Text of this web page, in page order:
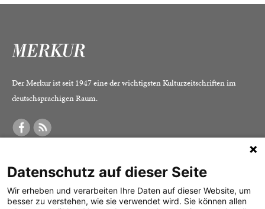
Der Merkur ist seit 1947 eine der wichtigsten Kulturzeitschriften im
deutschsprachigen Raum.
Was ist der Merkur?
Herausgeber /
Redaktion
Alle Abos im Überblick
Print-Abo
Impressum
Datenschutz
Datenschutz auf dieser Seite
Wir erheben und verarbeiten Ihre Daten auf dieser Website, um
besser zu verstehen, wie sie verwendet wird. Sie können allen